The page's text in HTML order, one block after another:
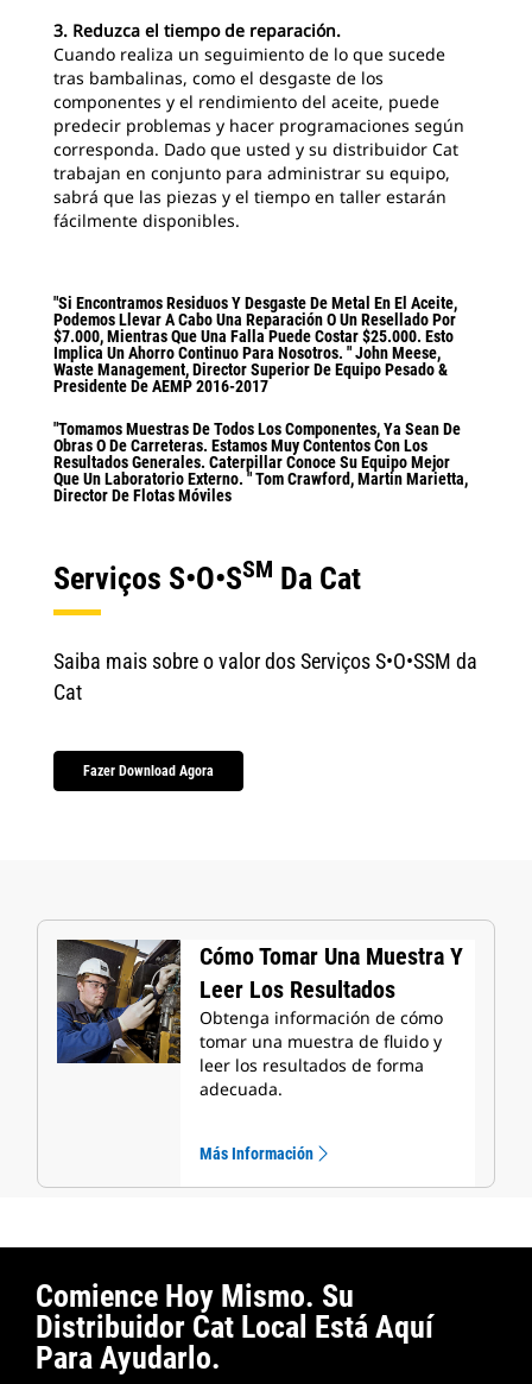
3. Reduzca el tiempo de reparación.
Cuando realiza un seguimiento de lo que sucede
tras bambalinas, como el desgaste de los
componentes y el rendimiento del aceite, puede
predecir problemas y hacer programaciones según
corresponda. Dado que usted y su distribuidor Cat
trabajan en conjunto para administrar su equipo,
sabrá que las piezas y el tiempo en taller estarán
fácilmente disponibles.
"Si Encontramos Residuos Y Desgaste De Metal En El Aceite,
Podemos Llevar A Cabo Una Reparación O Un Resellado Por
$7.000, Mientras Que Una Falla Puede Costar $25.000. Esto
Implica Un Ahorro Continuo Para Nosotros. " John Meese,
Waste Management, Director Superior De Equipo Pesado &
Presidente De AEMP 2016-2017
"Tomamos Muestras De Todos Los Componentes, Ya Sean De
Obras O De Carreteras. Estamos Muy Contentos Con Los
Resultados Generales. Caterpillar Conoce Su Equipo Mejor
Que Un Laboratorio Externo. " Tom Crawford, Martin Marietta,
Director De Flotas Móviles
Serviços S•O•SSM Da Cat
Saiba mais sobre o valor dos Serviços S•O•SSM da
Cat
Fazer Download Agora
Cómo Tomar Una Muestra Y
Leer Los Resultados
Obtenga información de cómo
tomar una muestra de fluido y
leer los resultados de forma
adecuada.
Más Información
Comience Hoy Mismo. Su
Distribuidor Cat Local Está Aquí
Para Ayudarlo.